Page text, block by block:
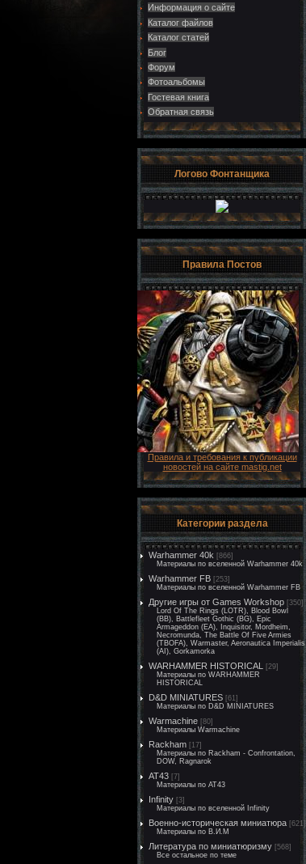
Информация о сайте
Каталог файлов
Каталог статей
Блог
Форум
Фотоальбомы
Гостевая книга
Обратная связь
Логово Фонтанщика
Правила Постов
Правила и требования к публикации
новостей на сайте mastig.net
Категории раздела
Warhammer 40k [866]
Материалы по вселенной Warhammer 40k
Warhammer FB [253]
Материалы по вселенной Warhammer FB
Другие игры от Games Workshop [350]
Lord Of The Rings (LOTR), Blood Bowl
(BB), Battlefleet Gothic (BG), Epic
Armageddon (EA), Inquisitor, Mordheim,
Necromunda, The Battle Of Five Armies
(TBOFA), Warmaster, Aeronautica Imperialis
(AI), Gorkamorka
WARHAMMER HISTORICAL
[29]
Материалы по WARHAMMER
HISTORICAL
D&D MINIATURES [61]
Материалы по D&D MINIATURES
Warmachine [80]
Материалы Warmachine
Rackham [17]
Материалы по Rackham - Confrontation,
DOW, Ragnarok
AT43 [7]
Материалы по AT43
Infinity [3]
Материалы по вселенной Infinity
Военно-историческая миниатюра [621]
Материалы по В.И.М
Литература по миниатюризму [568]
Все остальное по теме